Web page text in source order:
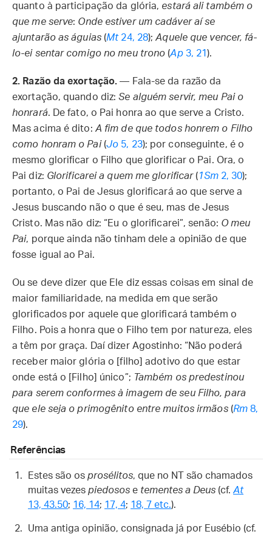
quanto à participação da glória, estará ali também o
que me serve: Onde estiver um cadáver aí se
ajuntarão as águias(Mt24, 28);Aquele que vencer, fá-
lo-ei sentar comigo no meu trono (Ap3, 21).
2. Razão da exortação.— Fala-se da razão da
exortação, quando diz: Se alguém servir, meu Pai o
honrará. De fato, o Pai honra ao que serve a Cristo.
Mas acima é dito: A fim de que todos honrem o Filho
como honram o Pai(Jo 5, 23); por conseguinte, é o
mesmo glorificar o Filho que glorificar o Pai. Ora, o
Pai diz: Glorificarei a quem me glorificar(1Sm2, 30);
portanto, o Pai de Jesus glorificará ao que serve a
Jesus buscando não o que é seu, mas de Jesus
Cristo. Mas não diz: “Eu o glorificarei”, senão: O meu
Pai, porque ainda não tinham dele a opinião de que
fosse igual ao Pai.
Ou se deve dizer que Ele diz essas coisas em sinal de
maior familiaridade, na medida em que serão
glorificados por aquele que glorificará também o
Filho. Pois a honra que o Filho tem por natureza, eles
a têm por graça. Daí dizer Agostinho: “Não poderá
receber maior glória o [filho] adotivo do que estar
onde está o [Filho] único”; Também os predestinou
para serem conformes à imagem de seu Filho, para
que ele seja o primogênito entre muitos irmãos(Rm 8,
29).
Referências
Estes são os prosélitos, que no NT são chamados
muitas vezes piedosos e tementes a Deus (cf. At
13, 43.50; 16, 14; 17, 4; 18, 7 etc.).
Uma antiga opinião, consignada já por Eusébio (cf.